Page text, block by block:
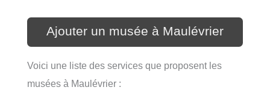
Ajouter un musée à Maulévrier
Voici une liste des services que proposent les
musées à Maulévrier :